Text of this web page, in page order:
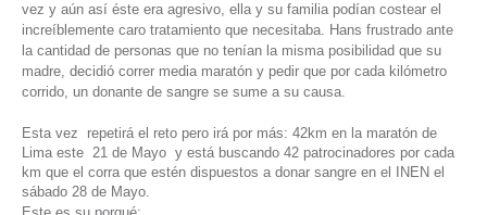
vez y aún así éste era agresivo, ella y su familia podían costear el
increíblemente caro tratamiento que necesitaba. Hans frustrado ante
la cantidad de personas que no tenían la misma posibilidad que su
madre, decidió correr media maratón y pedir que por cada kilómetro
corrido, un donante de sangre se sume a su causa.
Esta vez repetirá el reto pero irá por más: 42km en la maratón de
Lima este 21 de Mayo y está buscando 42 patrocinadores por cada
km que el corra que estén dispuestos a donar sangre en el INEN el
sábado 28 de Mayo.